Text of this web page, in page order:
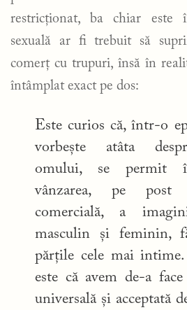
restricționat, ba chiar este
sexuală ar fi trebuit să
comerț cu trupuri, însă în
întâmplat exact pe dos:
Este curios că, într-o
vorbește atâta
omului, se permit
vânzarea, pe post
comercială, a
masculin și feminin,
părțile cele mai intime.
este că avem de-a
universală și acceptată